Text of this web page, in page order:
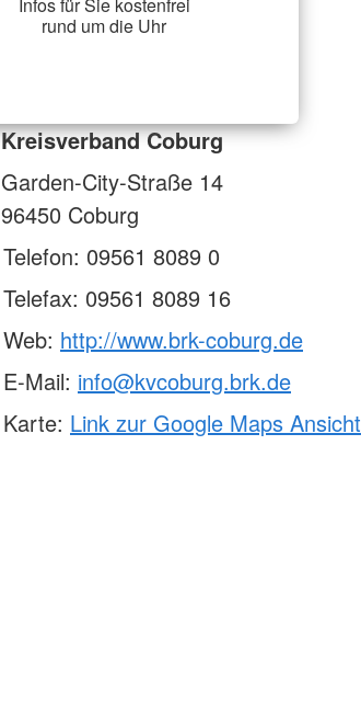
rund um die Uhr
Kreisverband Coburg
Garden-City-Straße 14
96450 Coburg
Telefon: 09561 8089 0
Telefax: 09561 8089 16
Web: http://www.brk-coburg.de
E-Mail: info@kvcoburg.brk.de
Karte: Link zur Google Maps Ansicht